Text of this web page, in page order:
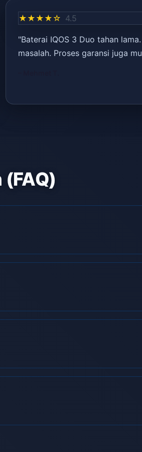
★★★★☆ 4.5
"Baterai IQOS 3 Duo tahan
masalah. Proses garansi juga